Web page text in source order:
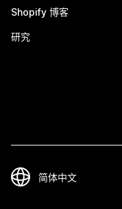
Shopify 博客
研究